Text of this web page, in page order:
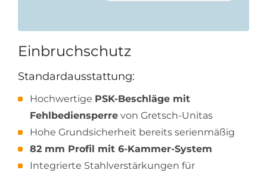
Einbruchschutz
Standardausstattung:
Hochwertige PSK-Beschläge mit
Fehlbediensperre von Gretsch-Unitas
Hohe Grundsicherheit bereits serienmäßig
82 mm Profil mit 6-Kammer-System
Integrierte Stahlverstärkungen für